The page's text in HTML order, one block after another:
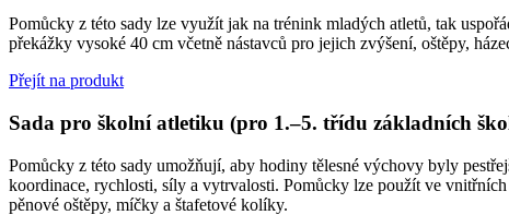
Pomůcky z této sady lze využít jak na trénink mladých atletů, tak
překážky vysoké 40 cm včetně nástavců pro jejich zvýšení, oštěpy,
Přejít na produkt
Sada pro školní atletiku (pro 1.–5. třídu základních
Pomůcky z této sady umožňují, aby hodiny tělesné výchovy byly
koordinace, rychlosti, síly a vytrvalosti. Pomůcky lze použít ve
pěnové oštěpy, míčky a štafetové kolíky.